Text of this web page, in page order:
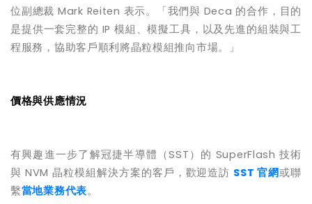
位副總裁 Mark Reiten 表示。「我們與 Deca 的合作，目的
是提供一套完整的 IP 模組、模擬工具，以及先進的組裝與工
程服務，協助客戶順利將晶粒模組推向市場。」
價格與供應情況
有興趣進一步了解冠捷半導體（SST ）的 SuperFlash技術
與 NVM 晶粒模組解決方案的客戶，歡迎造訪 SST官網或聯
繫當地業務代表。